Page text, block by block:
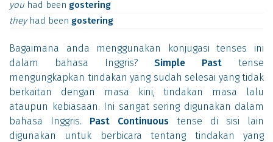
you had been gostering
they had been gostering
Bagaimana anda menggunakan konjugasi tenses ini
dalam bahasa Inggris?Simple Past tense
mengungkapkan tindakan yang sudah selesai yang tidak
berkaitan dengan masa kini, tindakan masa lalu
ataupun kebiasaan. Ini sangat sering digunakan dalam
bahasa Inggris. Past Continuous tense di sisi lain
digunakan untuk berbicara tentang tindakan yang